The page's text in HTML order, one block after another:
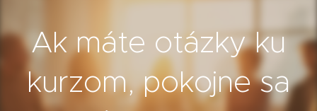
Ak máte otázky ku
kurzom, pokojne sa